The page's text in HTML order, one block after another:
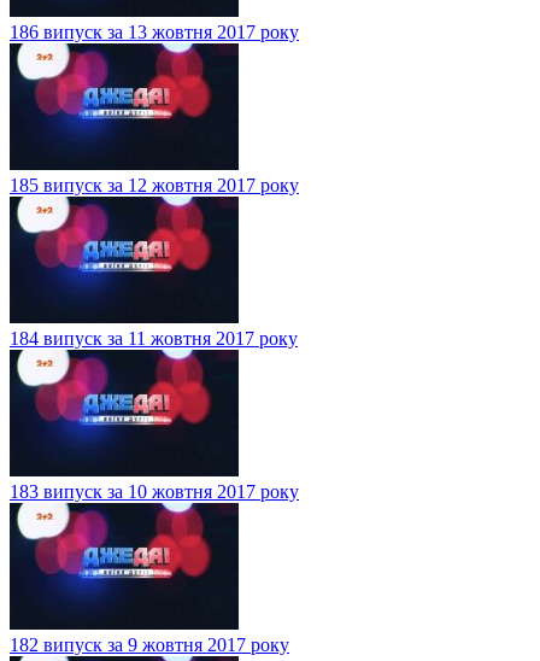
186 випуск за 13 жовтня 2017 року
185 випуск за 12 жовтня 2017 року
184 випуск за 11 жовтня 2017 року
183 випуск за 10 жовтня 2017 року
182 випуск за 9 жовтня 2017 року